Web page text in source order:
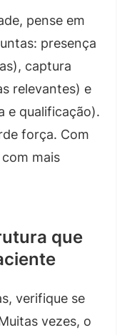
pense em
presença
captura
relevantes) e
e qualificação).
força. Com
mais
que
verifique se
vezes, o